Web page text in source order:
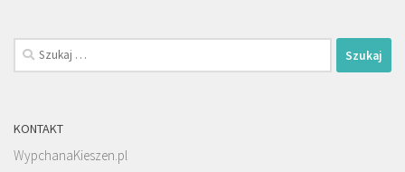
Szukaj:
KONTAKT
WypchanaKieszen.pl